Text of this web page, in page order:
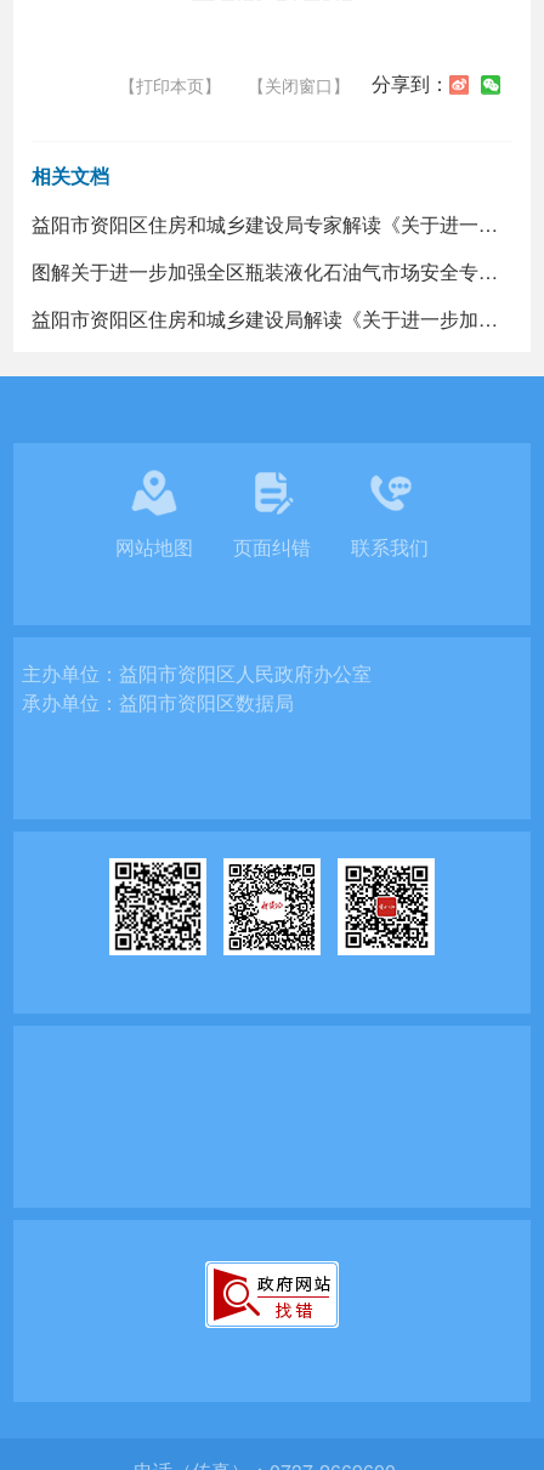
【打印本页】 【关闭窗口】 分享到：
相关文档
益阳市资阳区住房和城乡建设局专家解读《关于进一步加强全区瓶装液化石油气市场安全专项整治工作的通告》
图解关于进一步加强全区瓶装液化石油气市场安全专项整治工作的通告
益阳市资阳区住房和城乡建设局解读《关于进一步加强全区瓶装液化石油气市场安全专项整治工作的通告》
网站地图 页面纠错 联系我们
主办单位：益阳市资阳区人民政府办公室
承办单位：益阳市资阳区数据局